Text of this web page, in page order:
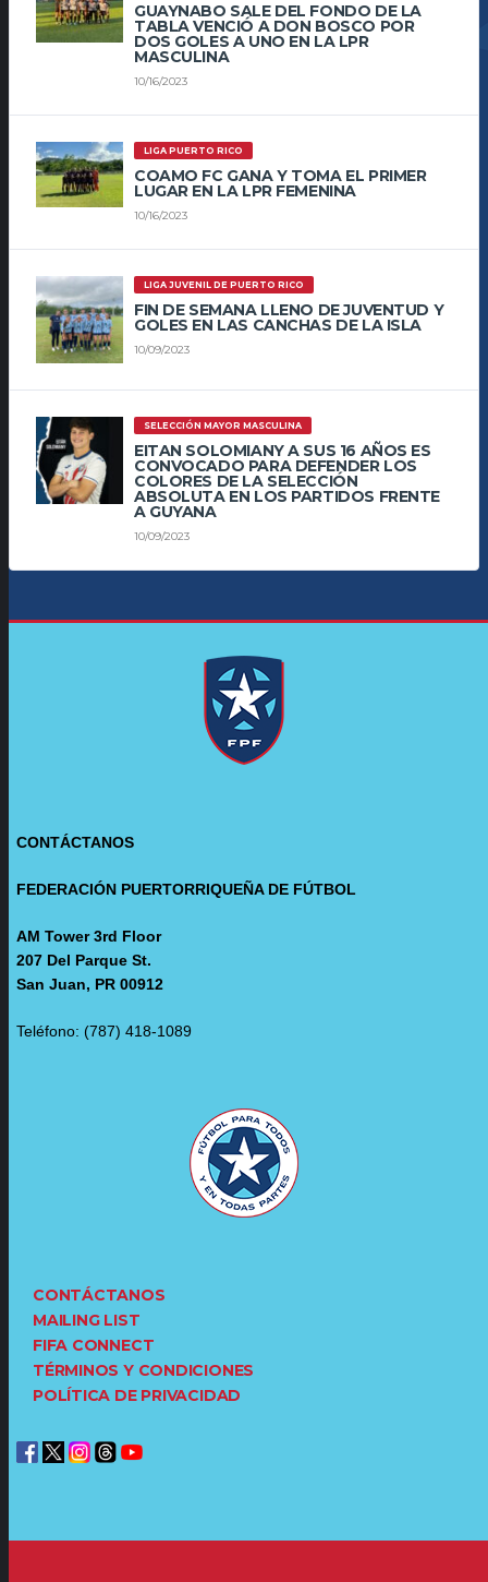
GUAYNABO SALE DEL FONDO DE LA
TABLA VENCIÓ A DON BOSCO POR
DOS GOLES A UNO EN LA LPR
MASCULINA
10/16/2023
LIGA PUERTO RICO
COAMO FC GANA Y TOMA EL PRIMER
LUGAR EN LA LPR FEMENINA
10/16/2023
LIGA JUVENIL DE PUERTO RICO
FIN DE SEMANA LLENO DE JUVENTUD Y
GOLES EN LAS CANCHAS DE LA ISLA
10/09/2023
SELECCIÓN MAYOR MASCULINA
EITAN SOLOMIANY A SUS 16 AÑOS ES
CONVOCADO PARA DEFENDER LOS
COLORES DE LA SELECCIÓN
ABSOLUTA EN LOS PARTIDOS FRENTE
A GUYANA
10/09/2023
CONTÁCTANOS
FEDERACIÓN PUERTORRIQUEÑA DE FÚTBOL
AM Tower 3rd Floor
207 Del Parque St.
San Juan, PR 00912
Teléfono: (787) 418-1089
CONTÁCTANOS
MAILING LIST
FIFA CONNECT
TÉRMINOS Y CONDICIONES
POLÍTICA DE PRIVACIDAD